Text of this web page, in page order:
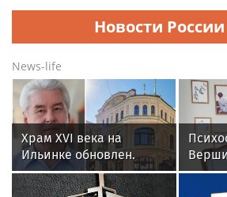
Новости России
News-life
Храм XVI века на
Ильинке обновлен.
Собянин рассказал об
итогах работ